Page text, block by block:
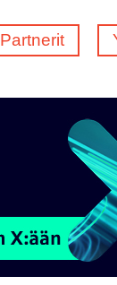
Partnerit